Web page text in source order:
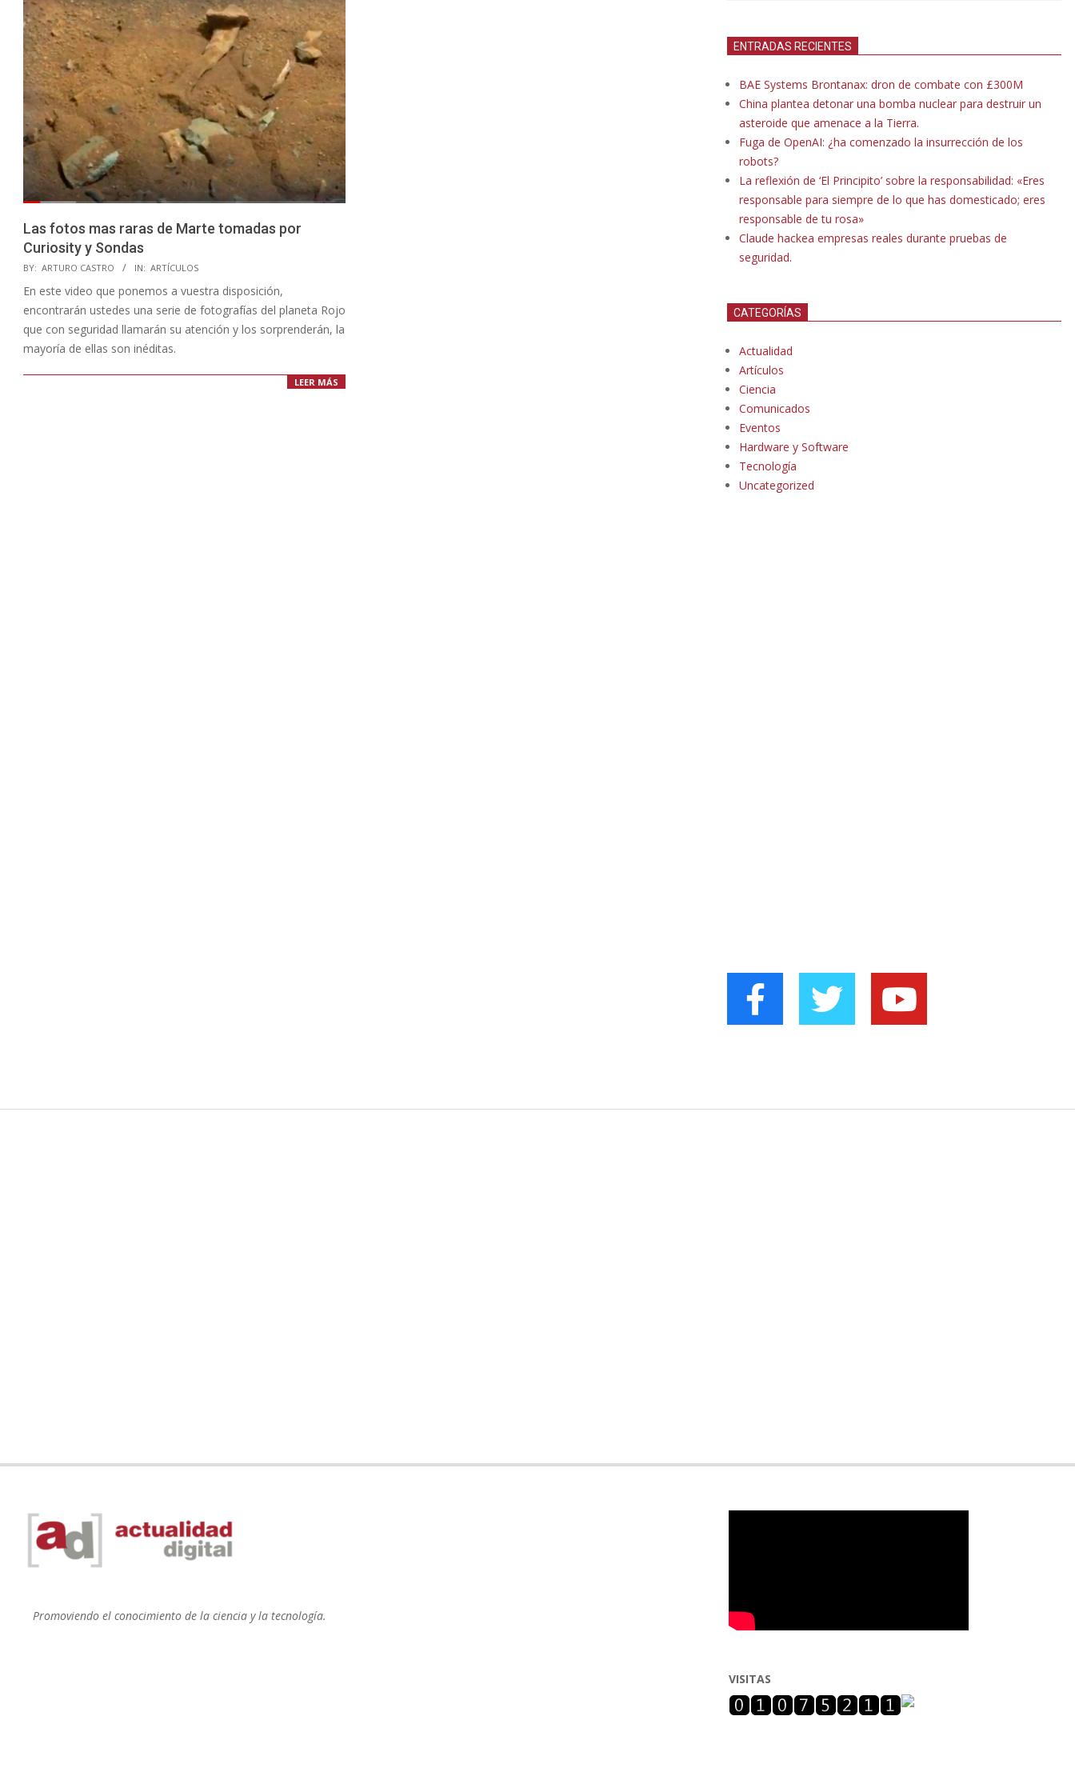
Las fotos mas raras de Marte tomadas por
Curiosity y Sondas
2020-
11-
21
BY: ARTURO CASTRO IN: ARTÍCULOS
En este video que ponemos a vuestra disposición,
encontrarán ustedes una serie de fotografías del planeta Rojo
que con seguridad llamarán su atención y los sorprenderán, la
mayoría de ellas son inéditas.
LEER MÁS
ENTRADAS RECIENTES
BAE Systems Brontanax: dron de combate con £300M
China plantea detonar una bomba nuclear para destruir un
asteroide que amenace a la Tierra.
Fuga de OpenAI: ¿ha comenzado la insurrección de los
robots?
La reflexión de ‘El Principito’ sobre la responsabilidad: «Eres
responsable para siempre de lo que has domesticado; eres
responsable de tu rosa»
Claude hackea empresas reales durante pruebas de
seguridad.
CATEGORÍAS
Actualidad
Artículos
Ciencia
Comunicados
Eventos
Hardware y Software
Tecnología
Uncategorized
Promoviendo el conocimiento de la ciencia y la tecnología.
VISITAS